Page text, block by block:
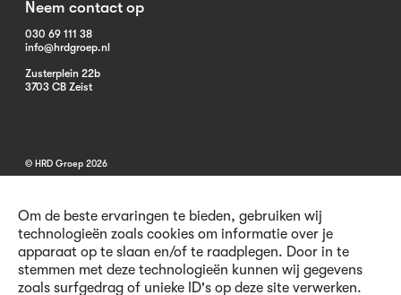
Om de beste ervaringen te bieden, gebruiken wij
technologieën zoals cookies om informatie over je
apparaat op te slaan en/of te raadplegen. Door in te
stemmen met deze technologieën kunnen wij gegevens
zoals surfgedrag of unieke ID's op deze site verwerken.
Neem contact op
030 69 111 38
info@hrdgroep.nl
Zusterplein 22b
3703 CB Zeist
© HRD Groep 2026
Algemene informatie